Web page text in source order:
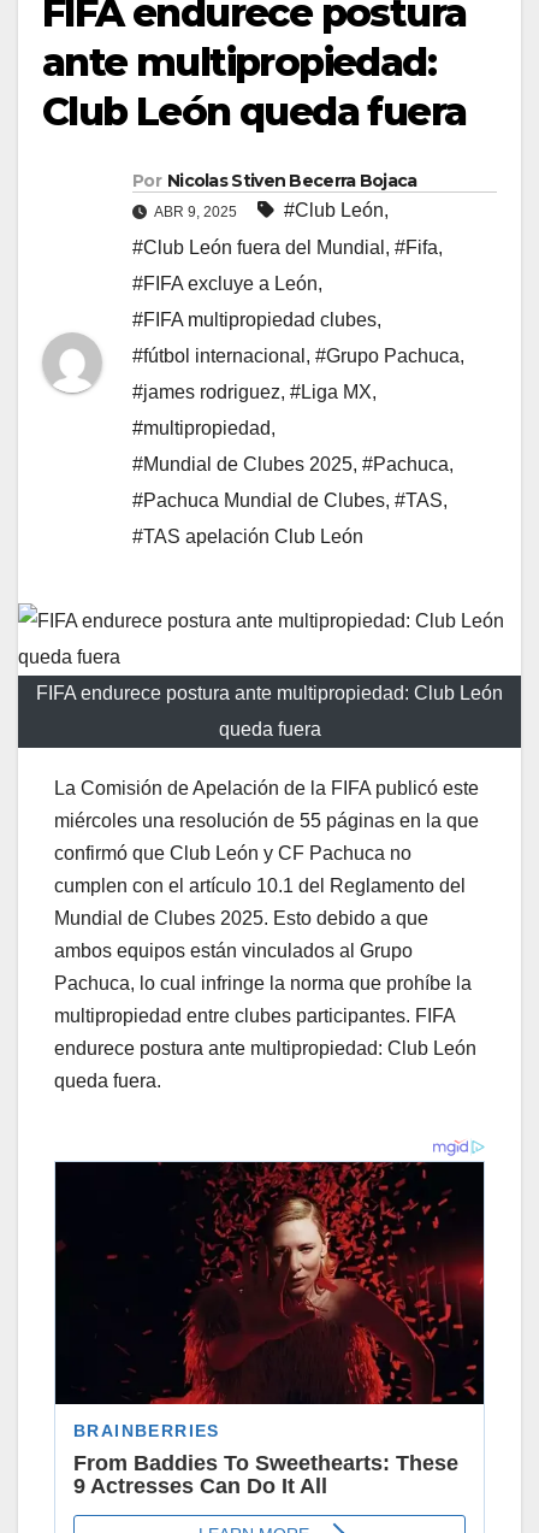
FIFA endurece postura
ante multipropiedad:
Club León queda fuera
Por Nicolas Stiven Becerra Bojaca
ABR 9, 2025 #Club León,
#Club León fuera del Mundial , #Fifa,
#FIFA excluye a León,
#FIFA multipropiedad clubes,
#fútbol internacional , #Grupo Pachuca,
#james rodriguez, #Liga MX,
#multipropiedad,
#Mundial de Clubes 2025, #Pachuca,
#Pachuca Mundial de Clubes, #TAS,
#TAS apelación Club León
FIFA endurece postura ante multipropiedad: Club León
queda fuera
La Comisión de Apelación de la FIFA publicó este
miércoles una resolución de 55 páginas en la que
confirmó que Club León y CF Pachuca no
cumplen con el artículo 10.1 del Reglamento del
Mundial de Clubes 2025. Esto debido a que
ambos equipos están vinculados al Grupo
Pachuca, lo cual infringe la norma que prohíbe la
multipropiedad entre clubes participantes. FIFA
endurece postura ante multipropiedad: Club León
queda fuera.